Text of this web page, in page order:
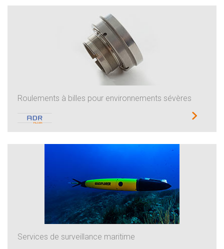
Roulements à billes pour environnements sévères
Services de surveillance maritime